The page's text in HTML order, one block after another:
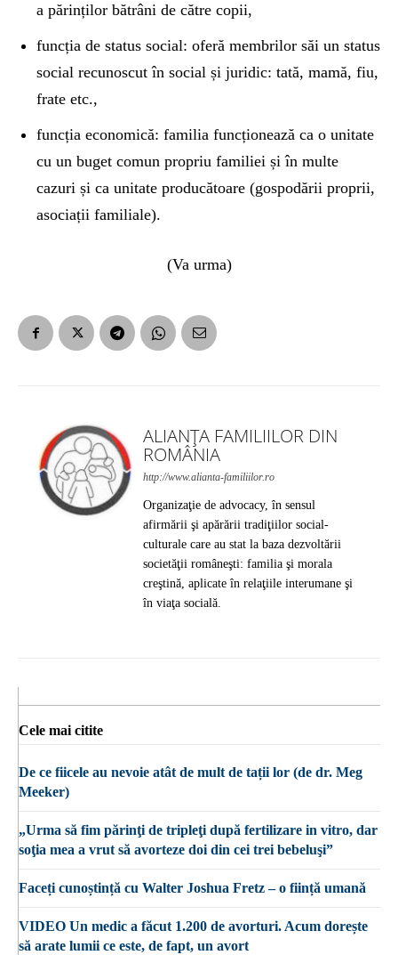
a părinților bătrâni de către copii,
funcția de status social: oferă membrilor săi un status
social recunoscut în social și juridic: tată, mamă, fiu,
frate etc.,
funcția economică: familia funcționează ca o unitate
cu un buget comun propriu familiei și în multe
cazuri și ca unitate producătoare (gospodării proprii,
asociații familiale).
(Va urma)
ALIANȚA FAMILIILOR DIN
ROMÂNIA
http://www.alianta-familiilor.ro
Organizaţie de advocacy, în sensul
afirmării şi apărării tradiţiilor social-
culturale care au stat la baza dezvoltării
societăţii româneşti: familia şi morala
creştină, aplicate în relaţiile interumane şi
în viaţa socială.
Cele mai citite
De ce fiicele au nevoie atât de mult de tații lor (de dr. Meg
Meeker)
„Urma să fim părinţi de tripleţi după fertilizare in vitro, dar
soţia mea a vrut să avorteze doi din cei trei bebeluşi”
Faceți cunoștință cu Walter Joshua Fretz – o ființă umană
VIDEO Un medic a făcut 1.200 de avorturi. Acum dorește
să arate lumii ce este, de fapt, un avort